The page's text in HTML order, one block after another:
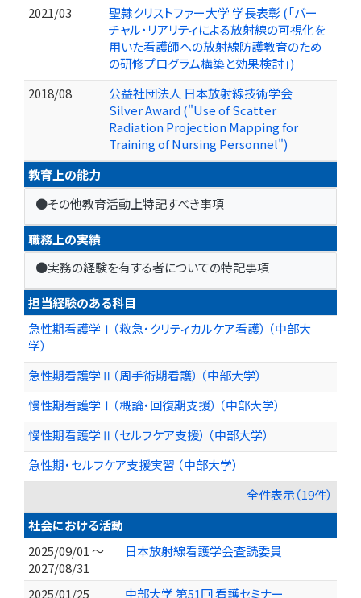
2021/03
聖隷クリストファー大学 学長表彰 (「バー
チャル・リアリティによる放射線の可視化を
用いた看護師への放射線防護教育のため
の研修プログラム構築と効果検討」)
2018/08
公益社団法人 日本放射線技術学会
Silver Award ("Use of Scatter
Radiation Projection Mapping for
Training of Nursing Personnel")
教育上の能力
●その他教育活動上特記すべき事項
職務上の実績
●実務の経験を有する者についての特記事項
担当経験のある科目
急性期看護学Ⅰ（救急・クリティカルケア看護） （中部大
学）
急性期看護学Ⅱ（周手術期看護） （中部大学）
慢性期看護学Ⅰ（概論・回復期支援） （中部大学）
慢性期看護学Ⅱ（セルフケア支援） （中部大学）
急性期・セルフケア支援実習 （中部大学）
全件表示（19件）
社会における活動
2025/09/01 ～
2027/08/31
日本放射線看護学会査読委員
2025/01/25 中部大学 第51回 看護セミナー